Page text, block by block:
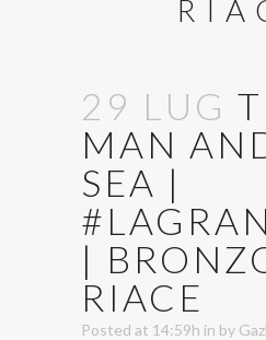
29 LUG
MAN
SEA |
|
RIACE
Posted at 14:59h in by